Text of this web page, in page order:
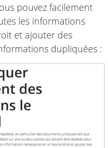
pouvez facilement
les informations
et ajouter des
dupliquées :